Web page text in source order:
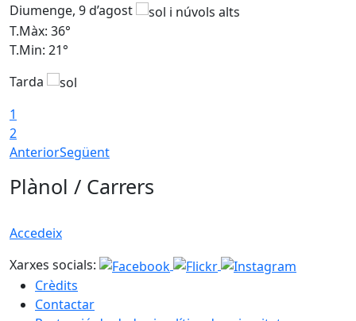
Diumenge, 9 d’agost
T.Màx: 36°
T.Min: 21°
Tarda
1
2
AnteriorSegüent
Plànol / Carrers
Accedeix
Xarxes socials:
Crèdits
Contactar